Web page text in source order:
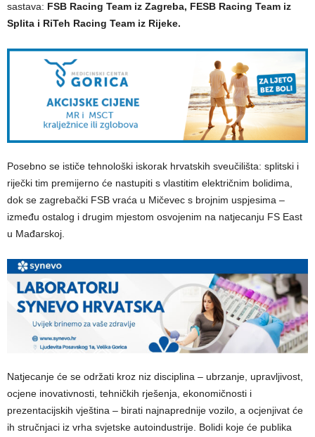
sastava: FSB Racing Team iz Zagreba, FESB Racing Team iz
Splita i RiTeh Racing Team iz Rijeke.
Posebno se ističe tehnološki iskorak hrvatskih sveučilišta: splitski i
riječki tim premijerno će nastupiti s vlastitim električnim bolidima,
dok se zagrebački FSB vraća u Mičevec s brojnim uspjesima –
između ostalog i drugim mjestom osvojenim na natjecanju FS East
u Mađarskoj.
Natjecanje će se održati kroz niz disciplina – ubrzanje, upravljivost,
ocjene inovativnosti, tehničkih rješenja, ekonomičnosti i
prezentacijskih vještina – birati najnaprednije vozilo, a ocjenjivat će
ih stručnjaci iz vrha svjetske autoindustrije. Bolidi koje će publika